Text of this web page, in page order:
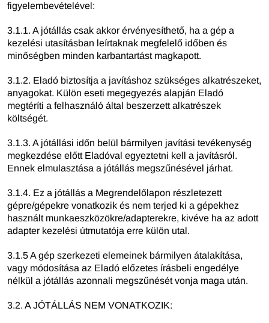
figyelembevételével:
3.1.1. A jótállás csak akkor érvényesíthető, ha a gép a
kezelési utasításban leírtaknak megfelelő időben és
minőségben minden karbantartást magkapott.
3.1.2. Eladó biztosítja a javításhoz szükséges alkatrészeket,
anyagokat. Külön eseti megegyezés alapján Eladó
megtéríti a felhasználó által beszerzett alkatrészek
költségét.
3.1.3. A jótállási időn belül bármilyen javítási tevékenység
megkezdése előtt Eladóval egyeztetni kell a javításról.
Ennek elmulasztása a jótállás megszűnésével járhat.
3.1.4. Ez a jótállás a Megrendelőlapon részletezett
gépre/gépekre vonatkozik és nem terjed ki a gépekhez
használt munkaeszközökre/adapterekre, kivéve ha az adott
adapter kezelési útmutatója erre külön utal.
3.1.5 A gép szerkezeti elemeinek bármilyen átalakítása,
vagy módosítása az Eladó előzetes írásbeli engedélye
nélkül a jótállás azonnali megszűnését vonja maga után.
3.2. A JÓTÁLLÁS NEM VONATKOZIK: